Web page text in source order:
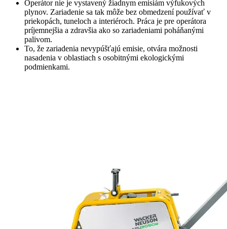
Operátor nie je vystavený žiadnym emisiám výfukových
plynov. Zariadenie sa tak môže bez obmedzení používať v
priekopách, tuneloch a interiéroch. Práca je pre operátora
príjemnejšia a zdravšia ako so zariadeniami poháňanými
palivom.
To, že zariadenia nevypúšťajú emisie, otvára možnosti
nasadenia v oblastiach s osobitnými ekologickými
podmienkami.